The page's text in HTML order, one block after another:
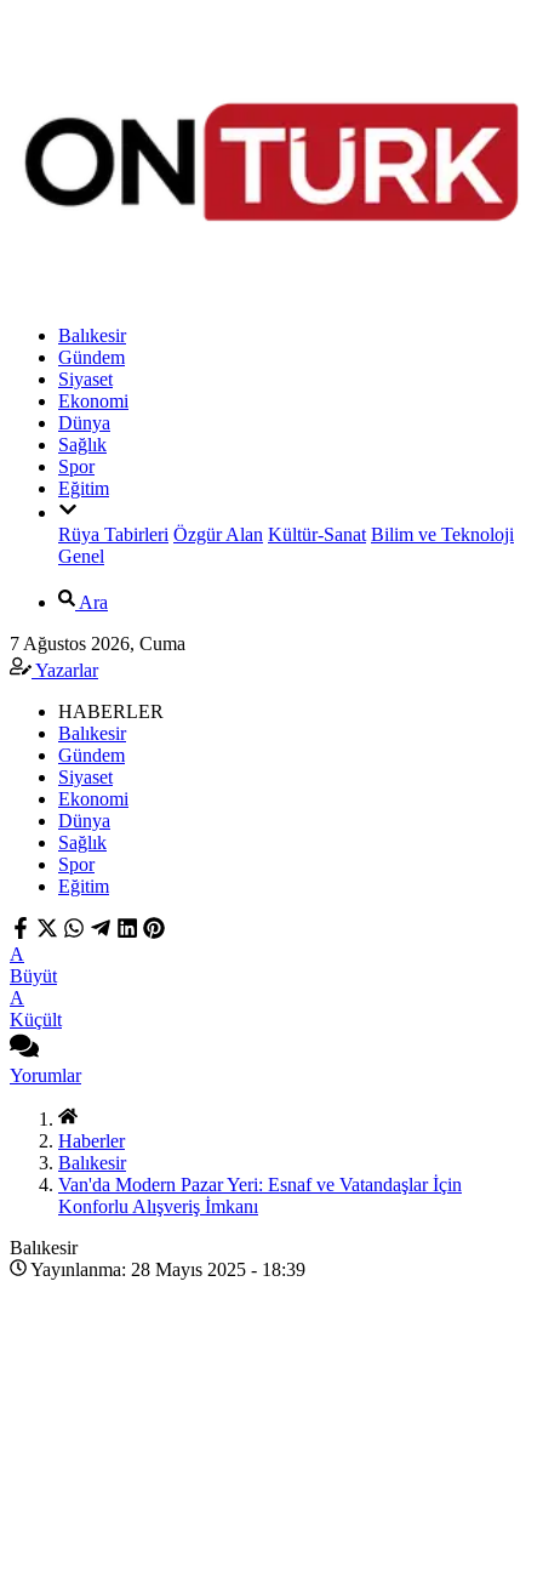
Balıkesir
Gündem
Siyaset
Ekonomi
Dünya
Sağlık
Spor
Eğitim
Rüya Tabirleri Özgür Alan Kültür-Sanat Bilim ve Teknoloji
Genel
Ara
7 Ağustos 2026, Cuma
Yazarlar
HABERLER
Balıkesir
Gündem
Siyaset
Ekonomi
Dünya
Sağlık
Spor
Eğitim
A
Büyüt
A
Küçült
Yorumlar
Haberler
Balıkesir
Van'da Modern Pazar Yeri: Esnaf ve Vatandaşlar İçin
Konforlu Alışveriş İmkanı
Balıkesir
Yayınlanma: 28 Mayıs 2025 - 18:39